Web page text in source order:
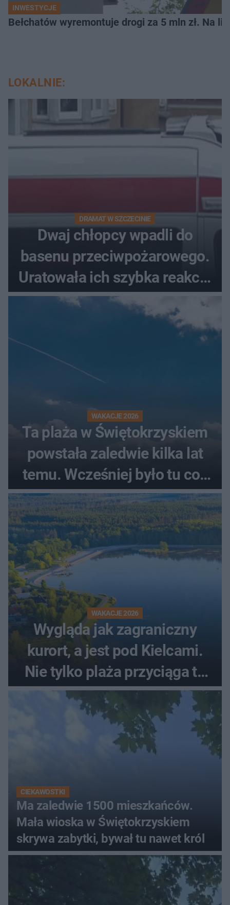
INWESTYCJE
Bełchatów wyremontuje drogi za 5 mln zł. Na
LOKALNIE:
DRAMAT W SZCZECINIE
Dwaj chłopcy wpadli do
basenu przeciwpożarowego.
Uratowała ich szybka reakcja
świadków
WAKACJE 2026
Ta plaża w Świętokrzyskiem
powstała zaledwie kilka lat
temu. Wcześniej było tu coś
zupełnie innego
WAKACJE 2026
Wygląda jak zagraniczny
kurort, a jest pod Kielcami.
Nie tylko plaża przyciąga tu
ludzi
CIEKAWOSTKI
Ma zaledwie 1500 mieszkańców.
Mała wioska w Świętokrzyskiem
skrywa zabytki, bywał tu nawet król